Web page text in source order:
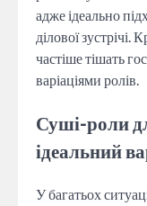
адже ідеально
ділової зустрічі.
частіше тішать
варіаціями ролів.
Суші-роли
ідеальний
У багатьох